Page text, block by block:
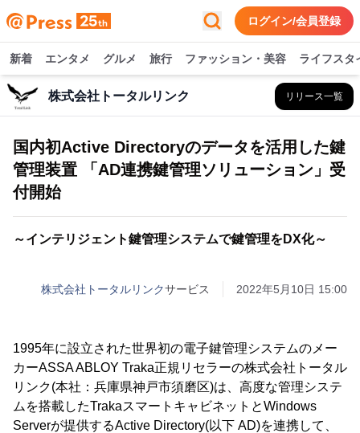
ログイン/会員登録
新着 エンタメ グルメ 旅行 ファッション・美容 ライフスタ
株式会社トータルリンク リリース一覧
国内初Active Directoryのデータを活用した鍵
管理装置 「AD連携鍵管理ソリューション」受
付開始
～インテリジェント鍵管理システムで鍵管理をDX化～
株式会社トータルリンクサービス 2022年5月10日 15:00
1995年に設立された世界初の電子鍵管理システムのメー
カーASSA ABLOY Traka正規リセラーの株式会社トータル
リンク(本社：兵庫県神戸市須磨区)は、高度な管理システ
ムを搭載したTrakaスマートキャビネットとWindows
Serverが提供するActive Directory(以下 AD)を連携して、